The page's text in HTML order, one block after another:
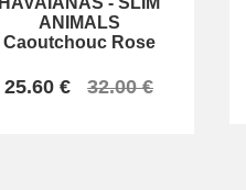
ANIMALS
Caoutchouc Rose
25.60 € 32.00 €